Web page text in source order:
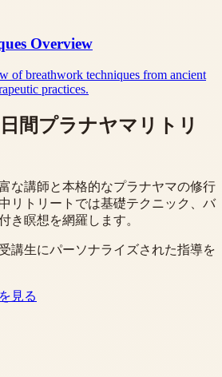
Overview
of breathwork techniques from ancient
practices.
間プラナヤマリトリ
な講師と本格的なプラナヤマの修行
リトリートでは基礎テクニック、バ
き瞑想を網羅します。
講生にパーソナライズされた指導を
見る